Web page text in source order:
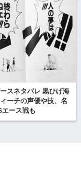
スネタバレ 黒ひげ海
ーチの声優や技、名
エース戦も